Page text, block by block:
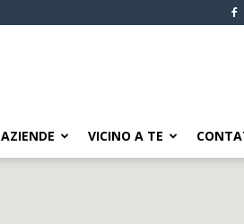
AZIENDE VICINO A TE